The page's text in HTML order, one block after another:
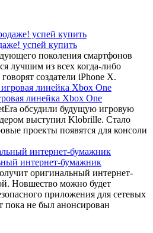
успей купить
поколения смартфонов
лучшим из всех когда-либо
создатели iPhone X.
линейка Xbox One
обсудили будущую игровую
выступил Klobrille. Стало
проекты появятся для консоли
интернет-бумажник
оригинальный интернет-
Новшество можно будет
приложения для сетевых
пока не был анонсирован